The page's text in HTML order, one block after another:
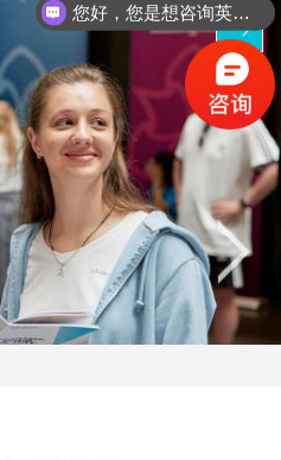
您好，您是想咨询英国留学吗